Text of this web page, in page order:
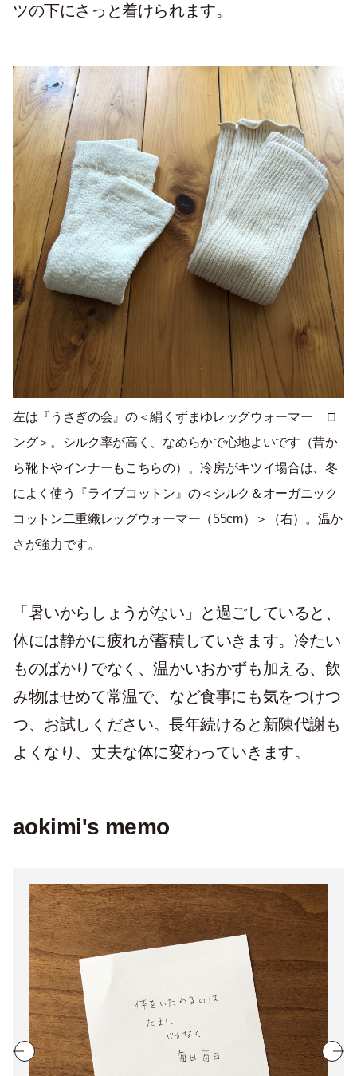
ツの下にさっと着けられます。
左は『うさぎの会』の＜絹くずまゆレッグウォーマー ロ
ング＞。シルク率が高く、なめらかで心地よいです（昔か
ら靴下やインナーもこちらの）。冷房がキツイ場合は、冬
によく使う『ライブコットン』の＜シルク＆オーガニック
コットン二重織レッグウォーマー（55cm）＞（右）。温か
さが強力です。
「暑いからしょうがない」と過ごしていると、
体には静かに疲れが蓄積していきます。冷たい
ものばかりでなく、温かいおかずも加える、飲
み物はせめて常温で、など食事にも気をつけつ
つ、お試しください。長年続けると新陳代謝も
よくなり、丈夫な体に変わっていきます。
aokimi's memo